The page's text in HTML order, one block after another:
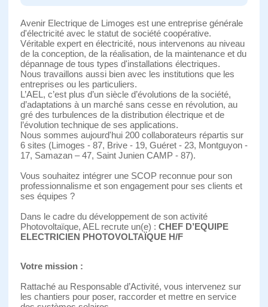
Avenir Electrique de Limoges est une entreprise générale
d'électricité avec le statut de société coopérative.
Véritable expert en électricité, nous intervenons au niveau
de la conception, de la réalisation, de la maintenance et du
dépannage de tous types d'installations électriques.
Nous travaillons aussi bien avec les institutions que les
entreprises ou les particuliers.
L’AEL, c’est plus d’un siècle d’évolutions de la société,
d’adaptations à un marché sans cesse en révolution, au
gré des turbulences de la distribution électrique et de
l’évolution technique de ses applications.
Nous sommes aujourd'hui 200 collaborateurs répartis sur
6 sites (Limoges - 87, Brive - 19, Guéret - 23, Montguyon -
17, Samazan – 47, Saint Junien CAMP - 87).
Vous souhaitez intégrer une SCOP reconnue pour son
professionnalisme et son engagement pour ses clients et
ses équipes ?
Dans le cadre du développement de son activité
Photovoltaïque, AEL recrute un(e) : CHEF D’EQUIPE
ELECTRICIEN PHOTOVOLTAÏQUE H/F
Votre mission :
Rattaché au Responsable d’Activité, vous intervenez sur
les chantiers pour poser, raccorder et mettre en service